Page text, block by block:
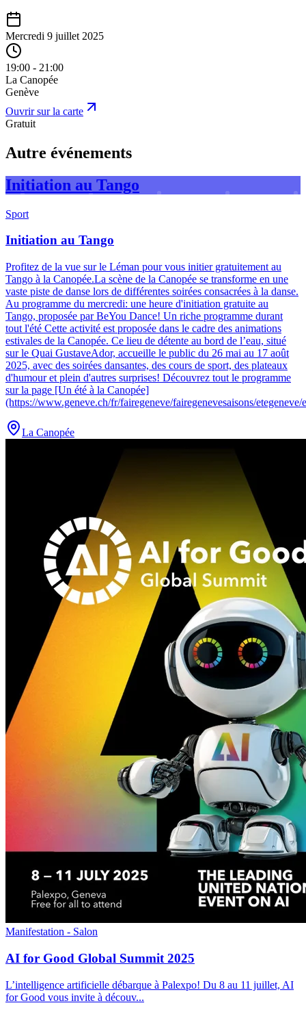
Mercredi 9 juillet 2025
19:00 - 21:00
La Canopée
Genève
Ouvrir sur la carte
Gratuit
Autre événements
Initiation au Tango
Sport
Initiation au Tango
Profitez de la vue sur le Léman pour vous initier gratuitement au
Tango à la Canopée.La scène de la Canopée se transforme en une
vaste piste de danse lors de différentes soirées consacrées à la danse.
Au programme du mercredi: une heure d'initiation gratuite au
Tango, proposée par BeYou Dance! Un riche programme durant
tout l'été Cette activité est proposée dans le cadre des animations
estivales de la Canopée. Ce lieu de détente au bord de l’eau, situé
sur le Quai GustaveAdor, accueille le public du 26 mai au 17 août
2025, avec des soirées dansantes, des cours de sport, des plateaux
d'humour et plein d'autres surprises! Découvrez tout le programme
sur la page [Un été à la Canopée]
(https://www.geneve.ch/fr/fairegeneve/fairegenevesaisons/etegeneve/
La Canopée
Manifestation - Salon
AI for Good Global Summit 2025
L’intelligence artificielle débarque à Palexpo! Du 8 au 11 juillet, AI
for Good vous invite à découv...